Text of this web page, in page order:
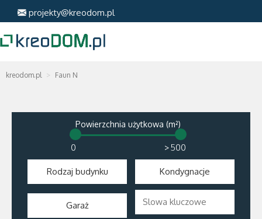
projekty@kreodom.pl
kreodom.pl Faun N
Powierzchnia użytkowa (m²)
>
Rodzaj budynku Kondygnacje
Garaż